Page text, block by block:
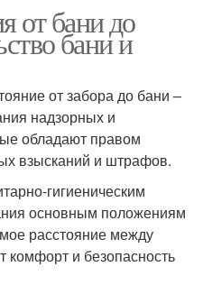
от бани до
бани и
от забора до бани –
надзорных и
обладают правом
взысканий и штрафов.
гигиеническим
основным положениям
расстояние между
комфорт и безопасность